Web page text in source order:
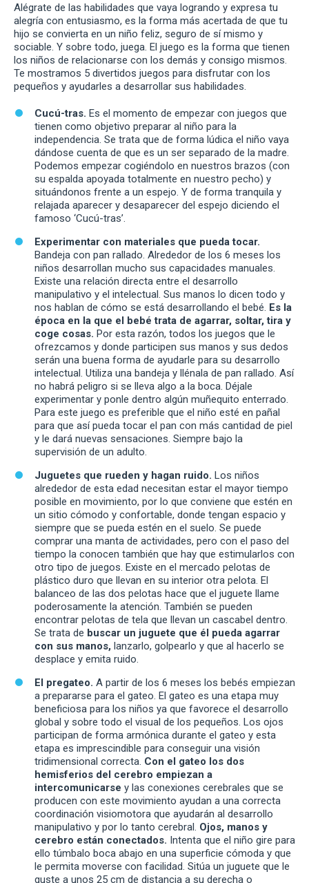
Alégrate de las habilidades que vaya logrando y expresa tu
alegría con entusiasmo, es la forma más acertada de que tu
hijo se convierta en un niño feliz, seguro de sí mismo y
sociable. Y sobre todo, juega. El juego es la forma que tienen
los niños de relacionarse con los demás y consigo mismos.
Te mostramos 5 divertidos juegos para disfrutar con los
pequeños y ayudarles a desarrollar sus habilidades.
Cucú-tras. Es el momento de empezar con juegos que
tienen como objetivo preparar al niño para la
independencia. Se trata que de forma lúdica el niño vaya
dándose cuenta de que es un ser separado de la madre.
Podemos empezar cogiéndolo en nuestros brazos (con
su espalda apoyada totalmente en nuestro pecho) y
situándonos frente a un espejo. Y de forma tranquila y
relajada aparecer y desaparecer del espejo diciendo el
famoso ‘Cucú-tras’.
Experimentar con materiales que pueda tocar.
Bandeja con pan rallado. Alrededor de los 6 meses los
niños desarrollan mucho sus capacidades manuales.
Existe una relación directa entre el desarrollo
manipulativo y el intelectual. Sus manos lo dicen todo y
nos hablan de cómo se está desarrollando el bebé. Es la
época en la que el bebé trata de agarrar, soltar, tira y
coge cosas. Por esta razón, todos los juegos que le
ofrezcamos y donde participen sus manos y sus dedos
serán una buena forma de ayudarle para su desarrollo
intelectual. Utiliza una bandeja y llénala de pan rallado. Así
no habrá peligro si se lleva algo a la boca. Déjale
experimentar y ponle dentro algún muñequito enterrado.
Para este juego es preferible que el niño esté en pañal
para que así pueda tocar el pan con más cantidad de piel
y le dará nuevas sensaciones. Siempre bajo la
supervisión de un adulto.
Juguetes que rueden y hagan ruido. Los niños
alrededor de esta edad necesitan estar el mayor tiempo
posible en movimiento, por lo que conviene que estén en
un sitio cómodo y confortable, donde tengan espacio y
siempre que se pueda estén en el suelo. Se puede
comprar una manta de actividades, pero con el paso del
tiempo la conocen también que hay que estimularlos con
otro tipo de juegos. Existe en el mercado pelotas de
plástico duro que llevan en su interior otra pelota. El
balanceo de las dos pelotas hace que el juguete llame
poderosamente la atención. También se pueden
encontrar pelotas de tela que llevan un cascabel dentro.
Se trata de buscar un juguete que él pueda agarrar
con sus manos, lanzarlo, golpearlo y que al hacerlo se
desplace y emita ruido.
El pregateo. A partir de los 6 meses los bebés empiezan
a prepararse para el gateo. El gateo es una etapa muy
beneficiosa para los niños ya que favorece el desarrollo
global y sobre todo el visual de los pequeños. Los ojos
participan de forma armónica durante el gateo y esta
etapa es imprescindible para conseguir una visión
tridimensional correcta. Con el gateo los dos
hemisferios del cerebro empiezan a
intercomunicarse y las conexiones cerebrales que se
producen con este movimiento ayudan a una correcta
coordinación visiomotora que ayudarán al desarrollo
manipulativo y por lo tanto cerebral. Ojos, manos y
cerebro están conectados. Intenta que el niño gire para
ello túmbalo boca abajo en una superficie cómoda y que
le permita moverse con facilidad. Sitúa un juguete que le
guste a unos 25 cm de distancia a su derecha o